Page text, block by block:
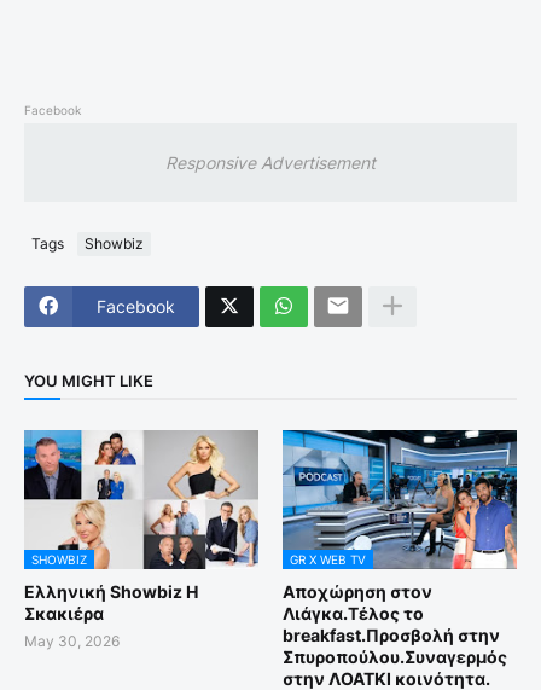
Facebook
Responsive Advertisement
Tags Showbiz
Facebook
YOU MIGHT LIKE
SHOWBIZ
Ελληνική Showbiz Η
Σκακιέρα
May 30, 2026
GR X WEB TV
Αποχώρηση στον
Λιάγκα.Τέλος το
breakfast.Προσβολή στην
Σπυροπούλου.Συναγερμός
στην ΛΟΑΤΚΙ κοινότητα.